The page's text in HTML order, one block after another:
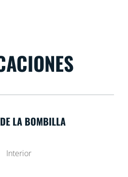
LA BOMBILLA
Interior